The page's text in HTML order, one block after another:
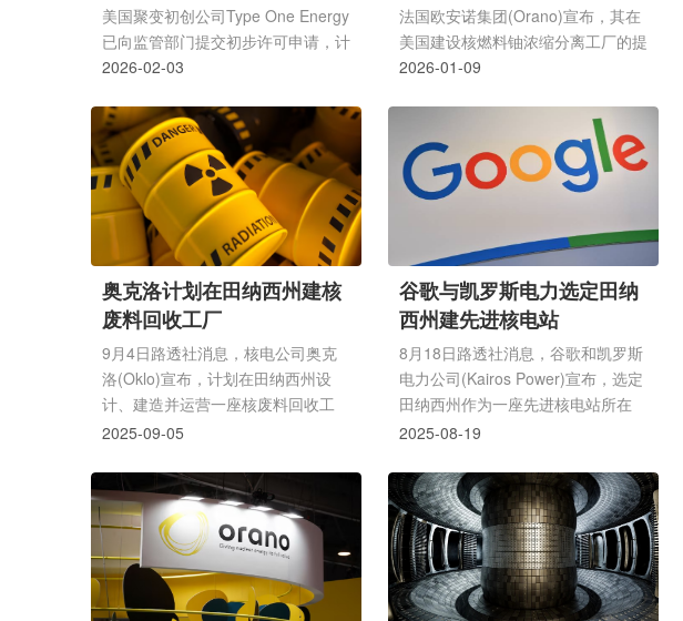
美国聚变初创公司Type One Energy
已向监管部门提交初步许可申请，计
划在田纳西州克林顿市田纳西河谷管
电厂旧址上建设一座350兆瓦的聚变
发电厂。该项目名为无限计划，包括
部署仿星器聚变装置无限一号、一座
员工培训中心及发电规模的无限二号
聚变电站。根据规划，无限一号预计
于2029年调试运行;无限二号作为采
用仿星器技术的首座基荷聚变电站，
最早可能于2028年开工建设。Type
One Energy与TVA及田纳西州环
境...
2026-02-03
法国欧安诺集团(Orano)宣布，其在
美国建设核燃料铀浓缩分离工厂的提
案已获美国能源部选中，将获得9亿
该工厂的总建设成本预计接近50亿
美元。这座工厂计划建在田纳西州橡
树岭(Oak Ridge)，预计将在2026年
上半年向美国核管理委员会(NRC)提
许可流程将耗时两年。该项目以美国
前总统德怀特·艾森豪威尔(Dwight
Eisenhower)的名字命名为IKE。除
欧安诺外，美国能源部还向另外两家
公司...
2026-01-09
奥克洛计划在田纳西州建核
废料回收工厂
9月4日路透社消息，核电公司奥克
洛(Oklo)宣布，计划在田纳西州设
计、建造并运营一座核废料回收工
厂，此为核燃料中心一期工程，该中
成功，这将成为美国首座此类工厂，
不过该工厂需获得美国核管理委员会
(NRC)批准。奥克洛公司计划于
2030年代初使其投入运营，届时将
创造800多个就业岗位。奥克洛公司
未透露初始投资具体金额，但表示资
2025-09-05
谷歌与凯罗斯电力选定田纳
西州建先进核电站
8月18日路透社消息，谷歌和凯罗斯
电力公司(Kairos Power)宣布，选定
田纳西州作为一座先进核电站所在
地，该核电站预计2030年为谷歌公
司为扩展生成性人工智能数据处理能
力，需大量电力，创纪录的能源需求
推动美国电力消耗创新高，也促使下
一代核能等新能源发展。这座位于田
纳西州的反应堆是谷歌去年宣布战略
的一部分，该战略是从多个小型模块
2025-08-19